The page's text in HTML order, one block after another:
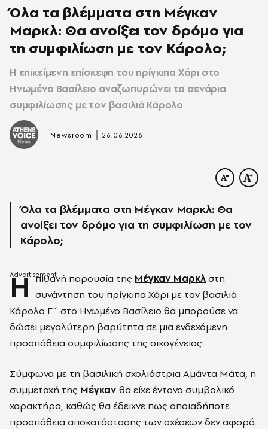
Όλα τα βλέμματα στη Μέγκαν
Μαρκλ: Θα ανοίξει τον δρόμο για
τη συμφιλίωση με τον Κάρολο;
Η επικείμενη επίσκεψη του πρίγκιπα Χάρι στο
Ηνωμένο Βασίλειο αναζωπυρώνει τα σενάρια
συμφιλίωσης με τον βασιλιά Κάρολο
Newsroom |26.06.2026
Όλα τα βλέμματα στη Μέγκαν Μαρκλ: Θα
ανοίξει τον δρόμο για τη συμφιλίωση με τον
Κάρολο;
Η πιθανή παρουσία της Μέγκαν Μαρκλστη
συνάντηση του πρίγκιπα Χάρι με τον βασιλιά
Κάρολο Γ΄ στο Ηνωμένο Βασίλειο θα μπορούσε να
δώσει μεγαλύτερη βαρύτητα σε μια ενδεχόμενη
προσπάθεια συμφιλίωσης της οικογένειας.
Σύμφωνα με τη βασιλική σχολιάστρια Αμάντα Μάτα, η
συμμετοχή της Μέγκαν θα είχε έντονο συμβολικό
χαρακτήρα, καθώς θα έδειχνε πως οποιαδήποτε
προσπάθεια αποκατάστασης των σχέσεων δεν αφορά